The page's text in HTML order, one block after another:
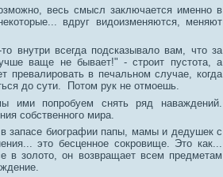
весь смысл заключается именно в
вдруг видоизменяются, меняют
внутри всегда подсказывало вам, что за
ваще не бывает!" - строит пустота, а
превалировать в печальном случае, когда
до сути. Потом рук не отмоешь.
ими попробуем снять ряд наваждений.
собственного мира.
запасе биографии папы, мамы и дедушек с
это бесценное сокровище. Это как...
в золото, он возвращает всем предметам